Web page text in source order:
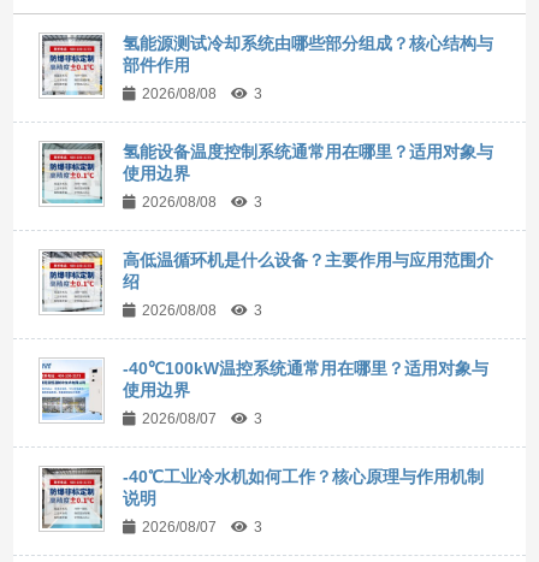
氢能源测试冷却系统由哪些部分组成？核心结构与
部件作用
2026/08/08 3
氢能设备温度控制系统通常用在哪里？适用对象与
使用边界
2026/08/08 3
高低温循环机是什么设备？主要作用与应用范围介
绍
2026/08/08 3
-40℃100kW温控系统通常用在哪里？适用对象与
使用边界
2026/08/07 3
-40℃工业冷水机如何工作？核心原理与作用机制
说明
2026/08/07 3